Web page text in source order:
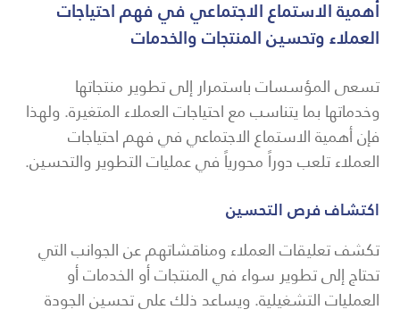
أهمية الاستماع الاجتماعي في فهم احتياجات
العملاء وتحسين المنتجات والخدمات
تسعى المؤسسات باستمرار إلى تطوير منتجاتها
وخدماتها بما يتناسب مع احتياجات العملاء المتغيرة. ولهذا
فإن أهمية الاستماع الاجتماعي في فهم احتياجات
العملاء تلعب دوراً محورياً في عمليات التطوير والتحسين.
اكتشاف فرص التحسين
تكشف تعليقات العملاء ومناقشاتهم عن الجوانب التي
تحتاج إلى تطوير سواء في المنتجات أو الخدمات أو
العمليات التشغيلية. ويساعد ذلك على تحسين الجودة